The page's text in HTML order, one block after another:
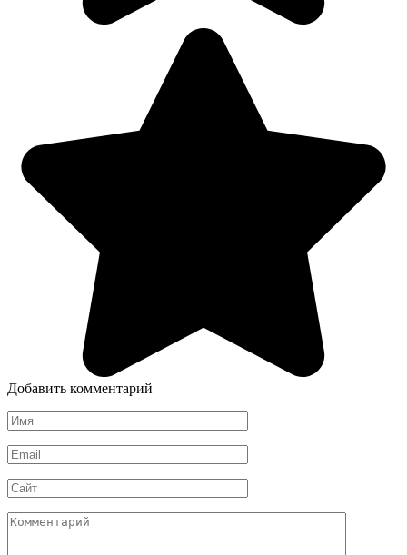
Добавить комментарий
Имя
*
Email
*
Сайт
Комментарий